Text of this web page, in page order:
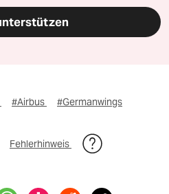
#Airbus #Germanwings
Fehlerhinweis